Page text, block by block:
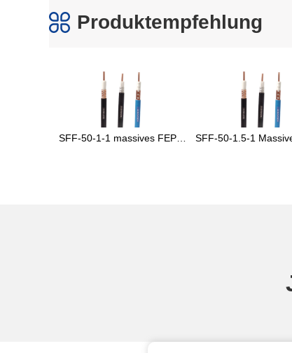
Produktempfehlung
SFF-50-1-1 massives FEP-
SFF-50-1.5-1